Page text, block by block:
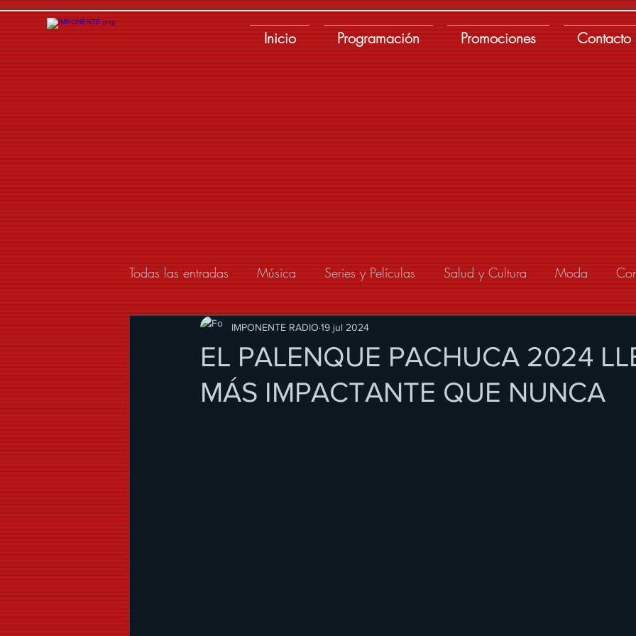
Inicio Programación Promociones Contacto
Todas las entradas Música Series y Películas Salud y Cultura Moda
Modo de Vida
EL PALENQUE PACHUCA 2024
MÁS IMPACTANTE QUE NUNCA
IMPONENTE RADIO 19 jul 2024